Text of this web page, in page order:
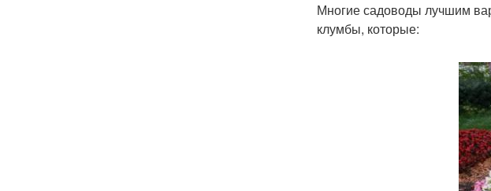
Многие садоводы лучшим
клумбы, которые: